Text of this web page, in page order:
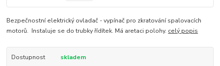
Bezpečnostní elektrický ovladač - vypínač pro zkratování spalovacích
motorů. Instaluje se do trubky řídítek. Má aretaci polohy. celý popis
Dostupnost skladem